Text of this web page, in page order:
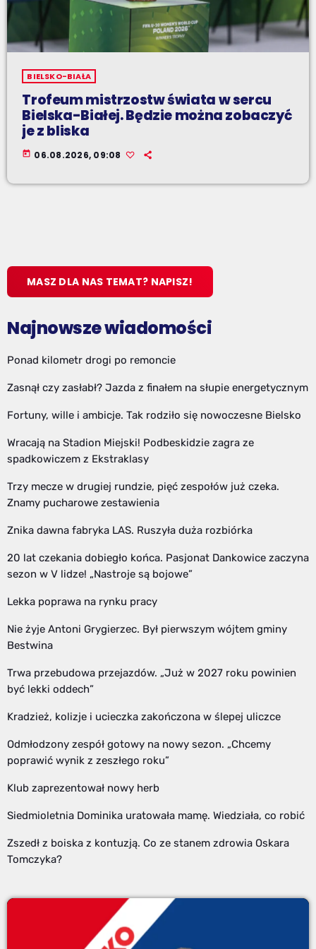
BIELSKO-BIAŁA
Trofeum mistrzostw świata w sercu
Bielska-Białej. Będzie można zobaczyć
je z bliska
today 06.08.2026, 09:08
MASZ DLA NAS TEMAT? NAPISZ!
Najnowsze wiadomości
Ponad kilometr drogi po remoncie
Zasnął czy zasłabł? Jazda z finałem na słupie energetycznym
Fortuny, wille i ambicje. Tak rodziło się nowoczesne Bielsko
Wracają na Stadion Miejski! Podbeskidzie zagra ze
spadkowiczem z Ekstraklasy
Trzy mecze w drugiej rundzie, pięć zespołów już czeka.
Znamy pucharowe zestawienia
Znika dawna fabryka LAS. Ruszyła duża rozbiórka
20 lat czekania dobiegło końca. Pasjonat Dankowice zaczyna
sezon w V lidze! „Nastroje są bojowe”
Lekka poprawa na rynku pracy
Nie żyje Antoni Grygierzec. Był pierwszym wójtem gminy
Bestwina
Trwa przebudowa przejazdów. „Już w 2027 roku powinien
być lekki oddech”
Kradzież, kolizje i ucieczka zakończona w ślepej uliczce
Odmłodzony zespół gotowy na nowy sezon. „Chcemy
poprawić wynik z zeszłego roku”
Klub zaprezentował nowy herb
Siedmioletnia Dominika uratowała mamę. Wiedziała, co robić
Zszedł z boiska z kontuzją. Co ze stanem zdrowia Oskara
Tomczyka?